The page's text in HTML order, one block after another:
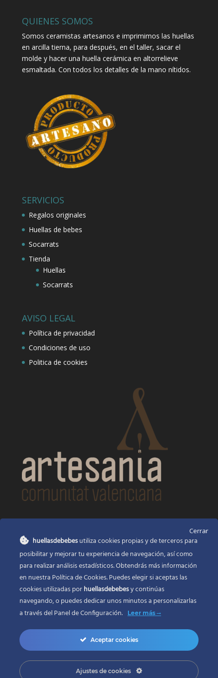
QUIENES SOMOS
Somos ceramistas artesanos e imprimimos las huellas
en arcilla tierna, para después, en el taller, sacar el
molde y hacer una huella cerámica en altorrelieve
esmaltada. Con todos los detalles de la mano nítidos.
SERVICIOS
Regalos originales
Huellas de bebes
Socarrats
Tienda
Huellas
Socarrats
AVISO LEGAL
Política de privacidad
Condiciones de uso
Politica de cookies
Huellas de bebés
Santa Ana, 22Alcasser Valencia 46290
625 120 591
info@huellasdebebes.com
Copyright 2017 | Todos los derechos reservados
Cerrar
huellasdebebesutiliza cookies propias y de terceros para
posibilitar y mejorar tu experiencia de navegación, así como
para realizar análisis estadísticos. Obtendrás más información
en nuestra Política de Cookies. Puedes elegir si aceptas las
cookies utilizadas porhuellasdebebesy continúas
navegando, o puedes dedicar unos minutos a personalizarlas
a través delPanel de Configuración. Leer más
Aceptar cookies
Ajustes de cookies